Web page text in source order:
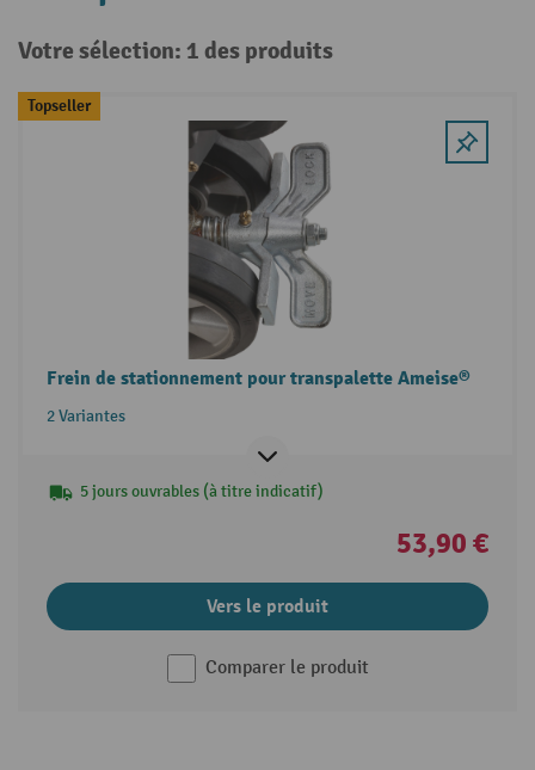
Votre sélection: 1 des produits
Topseller
Frein de stationnement pour transpalette Ameise®
2 Variantes
5 jours ouvrables (à titre indicatif)
53,90 €
Vers le produit
Comparer le produit